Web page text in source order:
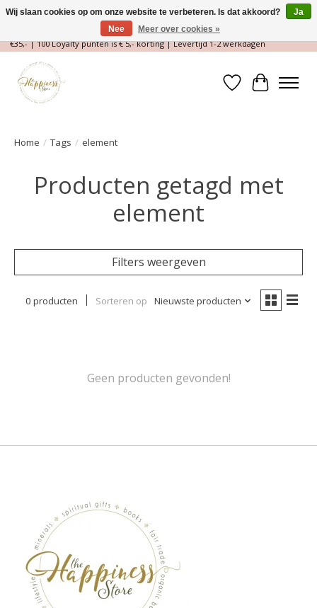
Magische Conceptstore, Edelstenen & Spirituele winkel | Gratis verzending >
€35,- | 100 Loyalty punten is € 5,- korting | Levertijd 1-2 werkdagen
Verlanglijst
Home / Tags / element
Producten getagd met
element
Filters weergeven
0 producten Sorteren op Nieuwste producten
Geen producten gevonden!
Wij slaan cookies op om onze website te verbeteren. Is dat akkoord?
Ja
Nee
Meer over cookies »